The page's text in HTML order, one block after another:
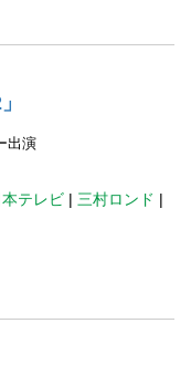
出演
本テレビ | 三村ロンド |